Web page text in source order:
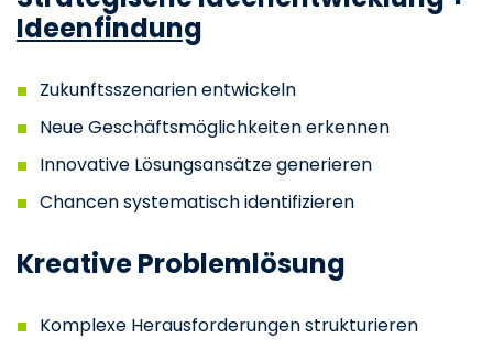
Ideenfindung
Zukunftsszenarien entwickeln
Neue Geschäftsmöglichkeiten erkennen
Innovative Lösungsansätze generieren
Chancen systematisch identifizieren
Kreative Problemlösung
Komplexe Herausforderungen strukturieren